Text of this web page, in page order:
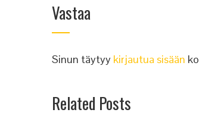
Vastaa
Sinun täytyy kirjautua sisään
Related Posts